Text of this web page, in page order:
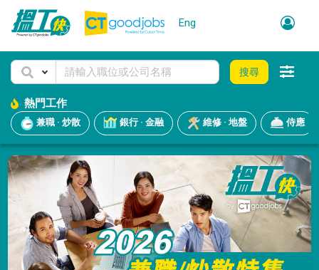
Eng
搜尋
熱門工作
兼職 · 炒散 銀行 · 金融 維修 · 地盤 侍應